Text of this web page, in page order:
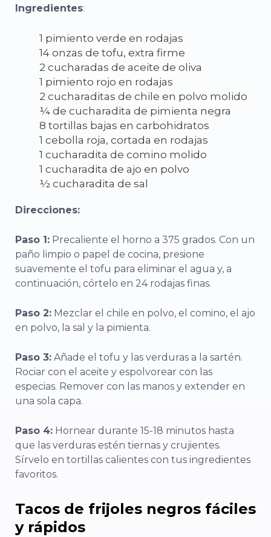
Ingredientes:
1 pimiento verde en rodajas
14 onzas de tofu, extra firme
2 cucharadas de aceite de oliva
1 pimiento rojo en rodajas
2 cucharaditas de chile en polvo molido
¼ de cucharadita de pimienta negra
8 tortillas bajas en carbohidratos
1 cebolla roja, cortada en rodajas
1 cucharadita de comino molido
1 cucharadita de ajo en polvo
½ cucharadita de sal
Direcciones:
Paso 1: Precaliente el horno a 375 grados. Con un
paño limpio o papel de cocina, presione
suavemente el tofu para eliminar el agua y, a
continuación, córtelo en 24 rodajas finas.
Paso 2: Mezclar el chile en polvo, el comino, el ajo
en polvo, la sal y la pimienta.
Paso 3: Añade el tofu y las verduras a la sartén.
Rociar con el aceite y espolvorear con las
especias. Remover con las manos y extender en
una sola capa.
Paso 4: Hornear durante 15-18 minutos hasta
que las verduras estén tiernas y crujientes.
Sírvelo en tortillas calientes con tus ingredientes
favoritos.
Tacos de frijoles negros fáciles
y rápidos